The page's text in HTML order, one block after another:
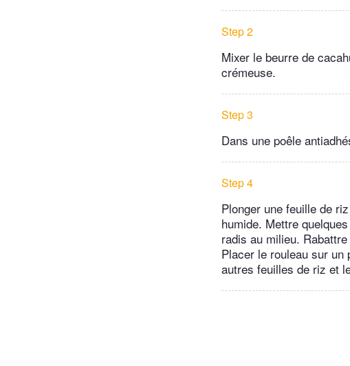
Step 2
Mixer le beurre de
crémeuse.
Step 3
Dans une poêle
Step 4
Plonger une feuille de
humide. Mettre
radis au milieu.
Placer le rouleau sur un
autres feuilles de riz et